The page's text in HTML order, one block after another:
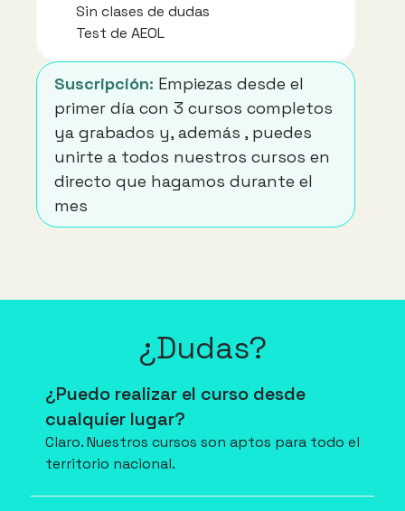
Suscripción: Empiezas desde el
primer día con 3 cursos completos
ya grabados y, además , puedes
unirte a todos nuestros cursos en
directo que hagamos durante el
mes
Sin clases de dudas
Test de AEOL
¿Dudas?
¿Puedo realizar el curso desde
cualquier lugar?
Claro. Nuestros cursos son aptos para todo el
territorio nacional.